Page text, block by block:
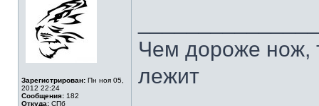
Зарегистрирован: Пн ноя 05,
2012 22:24
Сообщения: 182
Откуда: СПб
Чем дороже нож,
лежит